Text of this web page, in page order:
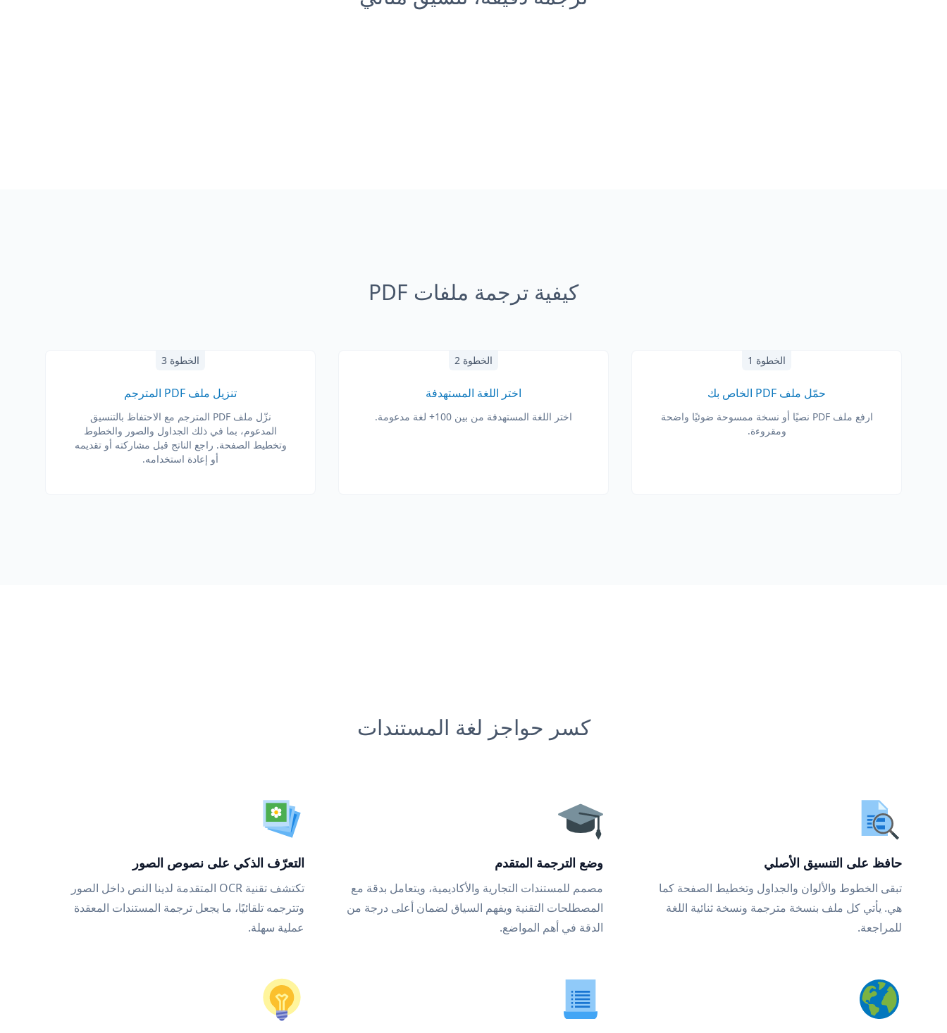
كيفية ترجمة ملفات PDF
الخطوة 1
حمّل ملف PDF الخاص بك
ارفع ملف PDF نصيًا أو نسخة ممسوحة ضوئيًا واضحة
ومقروءة.
الخطوة 2
اختر اللغة المستهدفة
اختر اللغة المستهدفة من بين 100+ لغة مدعومة.
الخطوة 3
تنزيل ملف PDF المترجم
نزّل ملف PDF المترجم مع الاحتفاظ بالتنسيق
المدعوم، بما في ذلك الجداول والصور والخطوط
وتخطيط الصفحة. راجع الناتج قبل مشاركته أو تقديمه
أو إعادة استخدامه.
كسر حواجز لغة المستندات
حافظ على التنسيق الأصلي
تبقى الخطوط والألوان والجداول وتخطيط الصفحة كما
هي. يأتي كل ملف بنسخة مترجمة ونسخة ثنائية اللغة
للمراجعة.
وضع الترجمة المتقدم
مصمم للمستندات التجارية والأكاديمية، ويتعامل بدقة مع
المصطلحات التقنية ويفهم السياق لضمان أعلى درجة من
الدقة في أهم المواضع.
التعرّف الذكي على نصوص الصور
تكتشف تقنية OCR المتقدمة لدينا النص داخل الصور
وتترجمه تلقائيًا، ما يجعل ترجمة المستندات المعقدة
عملية سهلة.